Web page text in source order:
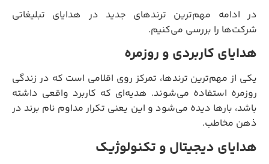
در ادامه مهم‌ترین ترندهای جدید در هدایای تبلیغاتی
شرکت‌ها را بررسی می‌کنیم.
هدایای کاربردی و روزمره
یکی از مهم‌ترین ترندها، تمرکز روی اقلامی است که در زندگی
روزمره استفاده می‌شوند. هدیه‌ای که کاربرد واقعی داشته
باشد، بارها دیده می‌شود و این یعنی تکرار مداوم نام برند در
ذهن مخاطب.
هدایای دیجیتال و تکنولوژیک